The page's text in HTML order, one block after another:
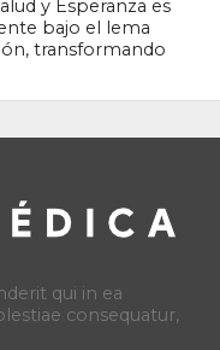
y Esperanza es
bajo el lema
transformando
qui in ea
consequatur,